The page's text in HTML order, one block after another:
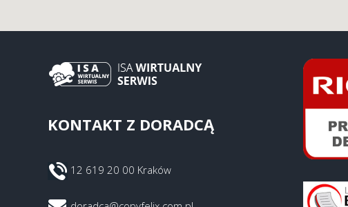
KONTAKT Z DORADCĄ
12 619 20 00 Kraków